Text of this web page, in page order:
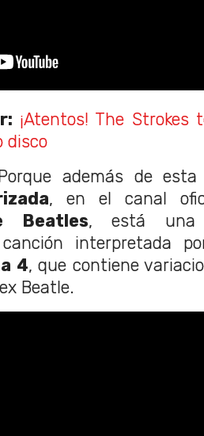
¡Atentos! The Strokes
disco
además de esta
, en el canal
Beatles, está una
interpretada
4, que contiene
Beatle.